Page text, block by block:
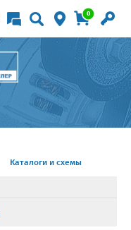
0
Каталоги и схемы